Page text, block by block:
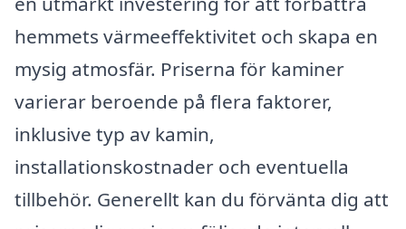
hemmets värmeeffektivitet och skapa en
mysig atmosfär. Priserna för kaminer
varierar beroende på flera faktorer,
inklusive typ av kamin,
installationskostnader och eventuella
tillbehör. Generellt kan du förvänta dig att